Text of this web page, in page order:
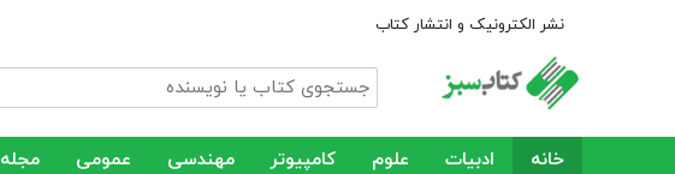
نشر الکترونیک و انتشار کتاب
خانه ادبیات علوم کامپیوتر مهندسی عمومی مجله